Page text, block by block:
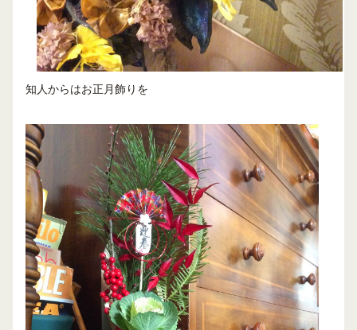
知人からはお正月飾りを